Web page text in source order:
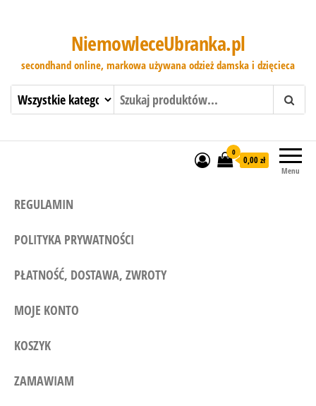
NiemowleceUbranka.pl
secondhand online, markowa używana odzież damska i dzięcieca
Menu
0
0,00 zł
REGULAMIN
POLITYKA PRYWATNOŚCI
PŁATNOŚĆ, DOSTAWA, ZWROTY
MOJE KONTO
KOSZYK
ZAMAWIAM